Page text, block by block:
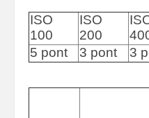
ISO
100
ISO
200
5 pont
3 pont 3